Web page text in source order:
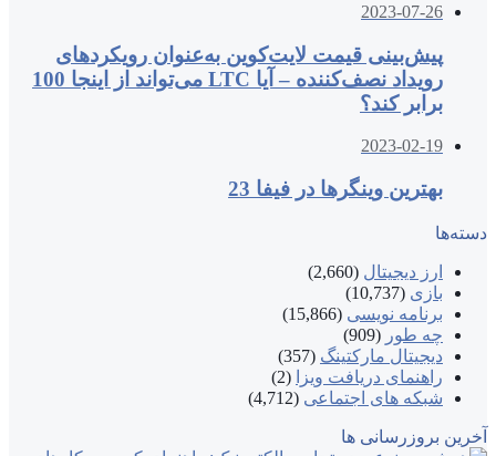
2023-07-26
پیش‌بینی قیمت لایت‌کوین به‌عنوان رویکردهای
رویداد نصف‌کننده – آیا LTC می‌تواند از اینجا 100
برابر کند؟
2023-02-19
بهترین وینگرها در فیفا 23
دسته‌ها
ارز دیجیتال (2,660)
بازی (10,737)
برنامه نویسی (15,866)
چه طور (909)
دیجیتال مارکتینگ (357)
راهنمای دریافت ویزا
(2)
شبکه های اجتماعی (4,712)
آخرین بروزرسانی ها